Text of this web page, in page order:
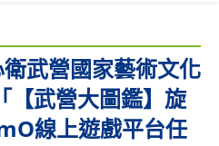
武營國家藝術文化
【武營大圖鑑】旋
線上遊戲平台任